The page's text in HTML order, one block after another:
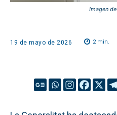
Imagen
19 de mayo de 2026 2min.